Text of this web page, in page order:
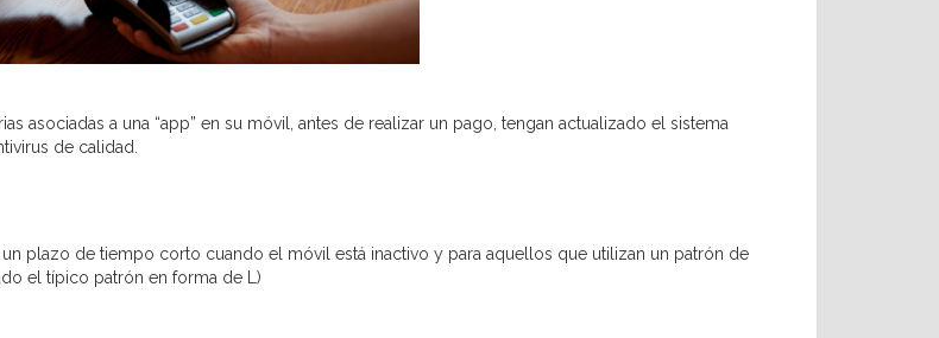
asociadas a una “app” en su móvil, antes de realizar un pago, tengan actualizado el sistema
de calidad.
plazo de tiempo corto cuando el móvil está inactivo y para aquellos que utilizan un patrón de
el típico patrón en forma de L)